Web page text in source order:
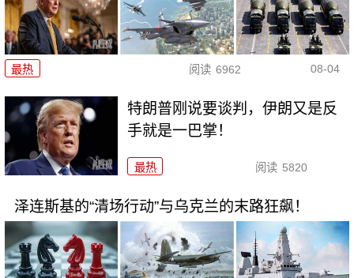
最热 阅读 6962 08-04
特朗普刚说要谈判，伊朗又是反
手就是一巴掌！
最热 阅读 5820
泽连斯基的“清场行动”与乌克兰的末路狂飙！